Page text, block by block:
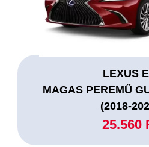
LEXUS
MAGAS PEREMŰ
(2018-
25.560